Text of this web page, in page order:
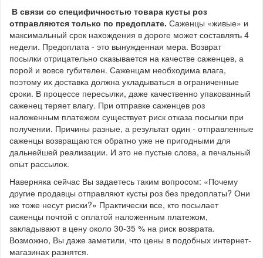
В связи со специфичностью товара кусты роз
отправляются только по предоплате. Саженцы «живые» и
максимальный срок нахождения в дороге может составлять 4
недели. Предоплата - это вынужденная мера. Возврат
посылки отрицательно сказывается на качестве саженцев, а
порой и вовсе губителен. Саженцам необходима влага,
поэтому их доставка должна укладываться в ограниченные
сроки. В процессе пересылки, даже качественно упакованный
саженец теряет влагу. При отправке саженцев роз
наложенным платежом существует риск отказа посылки при
получении. Причины разные, а результат один - отправленные
саженцы возвращаются обратно уже не пригодными для
дальнейшей реализации. И это не пустые слова, а печальный
опыт рассылок.
Наверняка сейчас Вы задаетесь таким вопросом: «Почему
другие продавцы отправляют кусты роз без предоплаты? Они
же тоже несут риски?» Практически все, кто посылает
саженцы почтой с оплатой наложенным платежом,
закладывают в цену около 30-35 % на риск возврата.
Возможно, Вы даже заметили, что цены в подобных интернет-
магазинах разнятся.